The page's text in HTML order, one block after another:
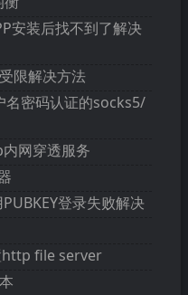
安装后找不到了解决
限解决方法
密码认证的socks5/
网穿透服务
登录失败解决
http file server